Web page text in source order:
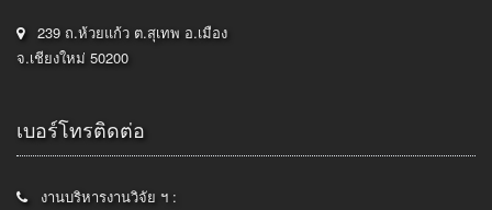
239 ถ.ห้วยแก้ว ต.สุเทพ อ.เมือง
จ.เชียงใหม่ 50200
เบอร์โทรติดต่อ
งานบริหารงานวิจัย ฯ :